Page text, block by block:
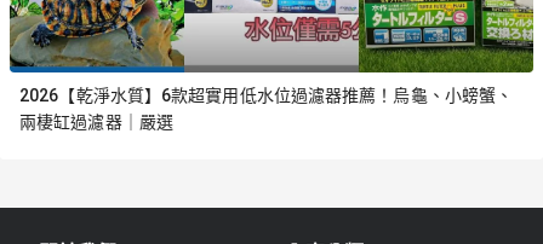
2026【乾淨水質】6款超實用低水位過濾器推薦！烏龜、小螃蟹、
兩棲缸過濾器｜嚴選